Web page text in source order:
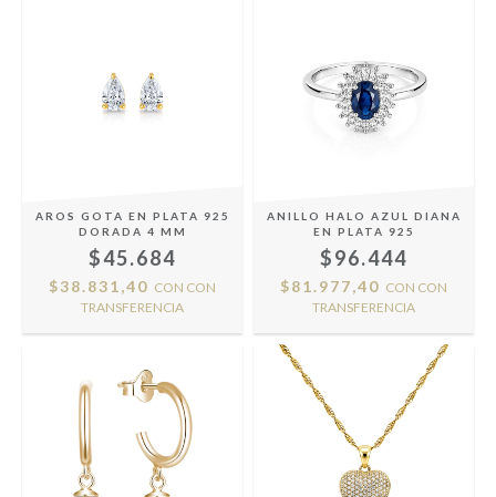
AROS GOTA EN PLATA 925
DORADA 4 MM
$45.684
$38.831,40 CON CON
TRANSFERENCIA
ANILLO HALO AZUL DIANA
EN PLATA 925
$96.444
$81.977,40 CON CON
TRANSFERENCIA